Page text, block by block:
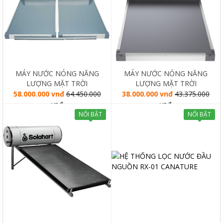
MÁY NƯỚC NÓNG NĂNG
LƯỢNG MẶT TRỜI
SOLAHART PREMIUM L
300L
58.000.000 vnđ 64.450.000
vnđ
MÁY NƯỚC NÓNG NĂNG
LƯỢNG MẶT TRỜI
SOLAHART PREMIUM L
180L
38.000.000 vnđ 43.375.000
vnđ
NỔI BẬT NỔI BẬT